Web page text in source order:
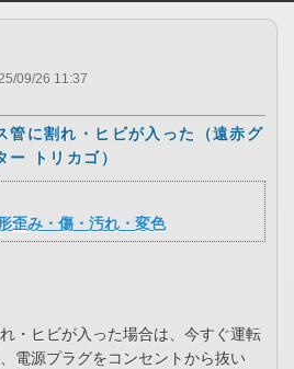
09/26 11:37
管に割れ・ヒビが入った（遠赤グ
ー トリカゴ）
歪み・傷・汚れ・変色
・ヒビが入った場合は、今すぐ運転
電源プラグをコンセントから抜い